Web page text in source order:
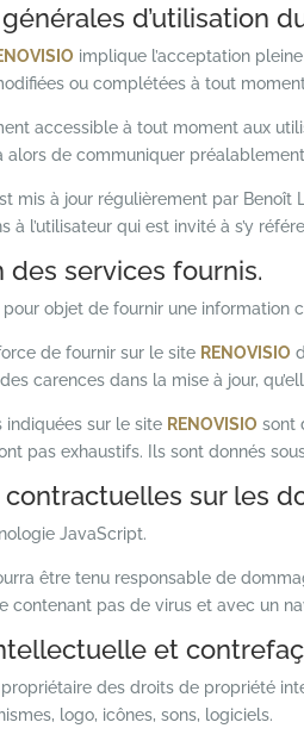
d’utilisation
implique l’acceptation
ou complétées à tout
accessible à tout moment aux
alors de communiquer
mis à jour régulièrement par Benoît
à l’utilisateur qui est invité à s’y
des services fournis.
pour objet de fournir une information
de fournir sur le site RENOVISIO
carences dans la mise à jour,
indiquées sur le site RENOVISIO sont
pas exhaustifs. Ils sont donnés
sur les
JavaScript.
être tenu responsable de
contenant pas de virus et avec un
et
propriétaire des droits de propriété
logo, icônes, sons, logiciels.